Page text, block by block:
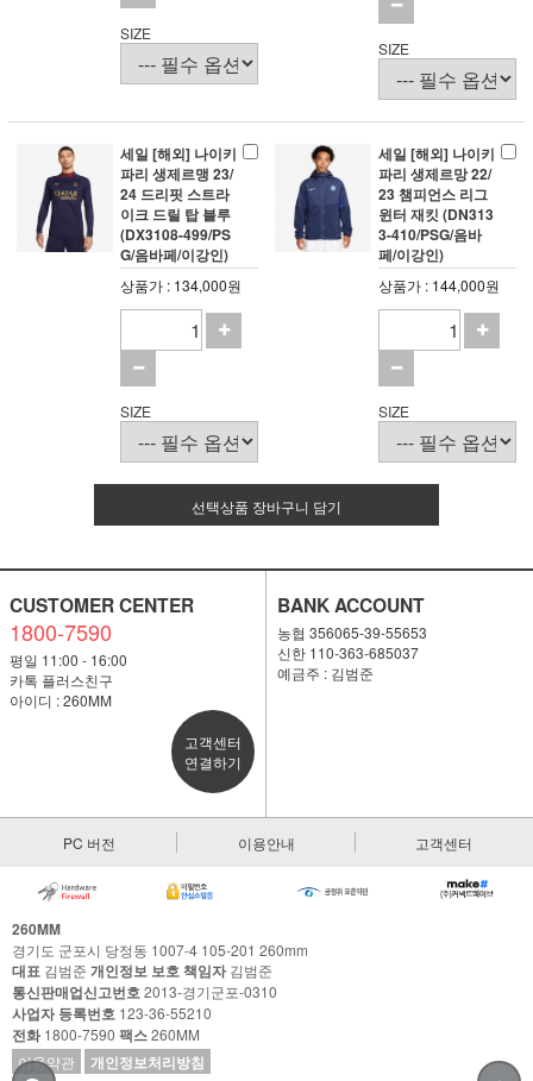
SIZE
SIZE
세일 [해외] 나이키
파리 생제르맹 23/
24 드리핏 스트라
이크 드릴 탑 블루
(DX3108-499/PS
G/음바페/이강인)
상품가 : 134,000원
SIZE
세일 [해외] 나이키
파리 생제르망 22/
23 챔피언스 리그
윈터 재킷 (DN313
3-410/PSG/음바
페/이강인)
상품가 : 144,000원
SIZE
선택상품 장바구니 담기
CUSTOMER CENTER
1800-7590
평일 11:00 - 16:00
카톡 플러스친구
아이디 : 260MM
고객센터
연결하기
BANK ACCOUNT
농협 356065-39-55653
신한 110-363-685037
예금주 : 김범준
PC 버전 이용안내 고객센터
260MM
경기도 군포시 당정동 1007-4 105-201 260mm
대표 김범준 개인정보 보호 책임자김범준
통신판매업신고번호2013-경기군포-0310
사업자 등록번호 123-36-55210
전화1800-7590 팩스260MM
이용약관
개인정보처리방침